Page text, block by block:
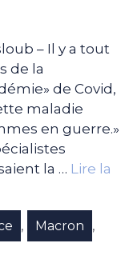
– Il y a tout
de la
de Covid,
maladie
en guerre.»
la … Lire la
, Macron ,